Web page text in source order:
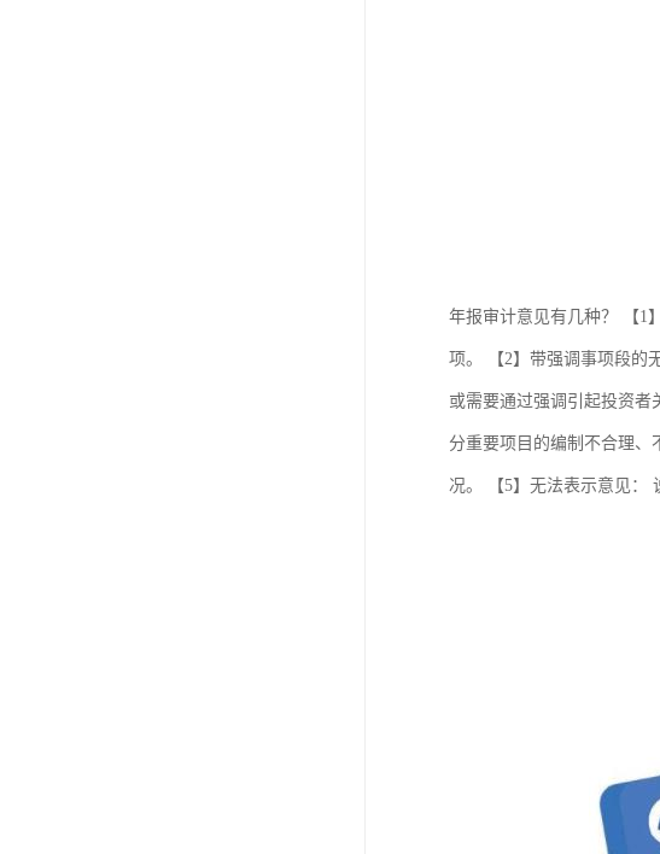
年报审计意见有几种？ 【1
项。 【2】带强调事项段的
或需要通过强调引起投资者
分重要项目的编制不合理、
况。 【5】无法表示意见：